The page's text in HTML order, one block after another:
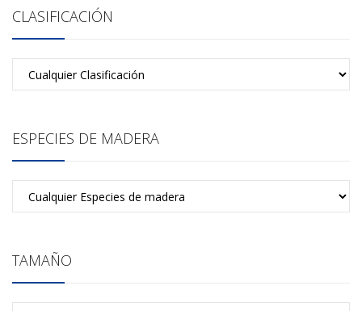
CLASIFICACIÓN
ESPECIES DE MADERA
TAMAÑO